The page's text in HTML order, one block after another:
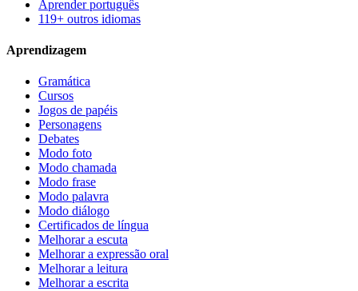
Aprender português
119+ outros idiomas
Aprendizagem
Gramática
Cursos
Jogos de papéis
Personagens
Debates
Modo foto
Modo chamada
Modo frase
Modo palavra
Modo diálogo
Certificados de língua
Melhorar a escuta
Melhorar a expressão oral
Melhorar a leitura
Melhorar a escrita